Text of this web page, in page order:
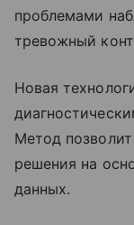
проблемами
тревожный
Новая
Метод
решения на
данных.